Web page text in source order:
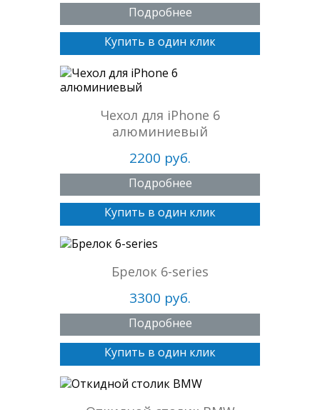
Подробнее
Купить в один клик
Чехол для iPhone 6
алюминиевый
2200 руб.
Подробнее
Купить в один клик
Брелок 6-series
3300 руб.
Подробнее
Купить в один клик